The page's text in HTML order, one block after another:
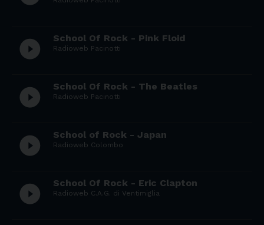
play_circle_filled School Of Rock - Pink Floid
Radioweb Pacinotti
play_circle_filled School Of Rock - The Beatles
Radioweb Pacinotti
play_circle_filled School of Rock - Japan
Radioweb Colombo
play_circle_filled School Of Rock - Eric Clapton
Radioweb C.A.G. di Ventimiglia